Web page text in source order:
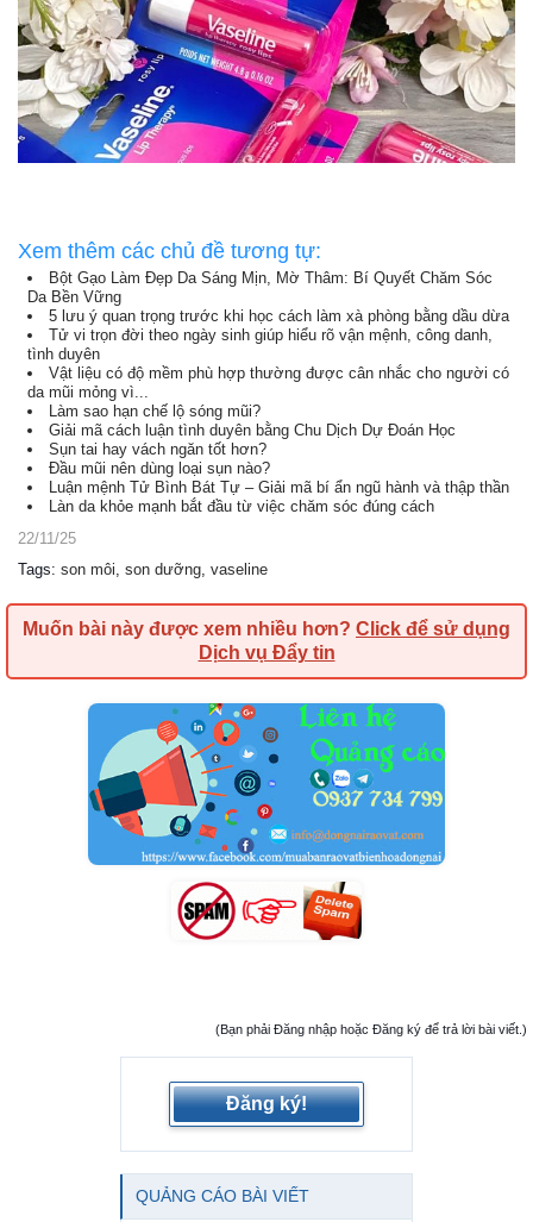
Xem thêm các chủ đề tương tự:
Bột Gạo Làm Đẹp Da Sáng Mịn, Mờ Thâm: Bí Quyết Chăm Sóc
Da Bền Vững
5 lưu ý quan trọng trước khi học cách làm xà phòng bằng dầu dừa
Tử vi trọn đời theo ngày sinh giúp hiểu rõ vận mệnh, công danh,
tình duyên
Vật liệu có độ mềm phù hợp thường được cân nhắc cho người có
da mũi mỏng vì...
Làm sao hạn chế lộ sóng mũi?
Giải mã cách luận tình duyên bằng Chu Dịch Dự Đoán Học
Sụn tai hay vách ngăn tốt hơn?
Đầu mũi nên dùng loại sụn nào?
Luận mệnh Tử Bình Bát Tự – Giải mã bí ẩn ngũ hành và thập thần
Làn da khỏe mạnh bắt đầu từ việc chăm sóc đúng cách
22/11/25
Tags: son môi, son dưỡng, vaseline
Muốn bài này được xem nhiều hơn? Click để sử dụng
Dịch vụ Đẩy tin
(Bạn phải Đăng nhập hoặc Đăng ký để trả lời bài viết.)
Đăng ký!
QUẢNG CÁO BÀI VIẾT